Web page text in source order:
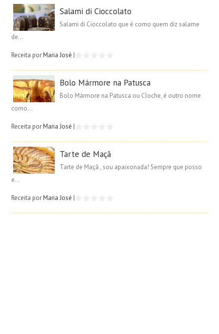
Salami di Cioccolato
Salami di Cioccolato que é como quem diz salame
de...
Receita porMaria José |
Bolo Mármore na Patusca
Bolo Mármore na Patusca ou Cloche, é outro nome
como...
Receita porMaria José |
Tarte de Maçã
Tarte de Maçã , sou apaixonada! Sempre que posso
e...
Receita porMaria José |